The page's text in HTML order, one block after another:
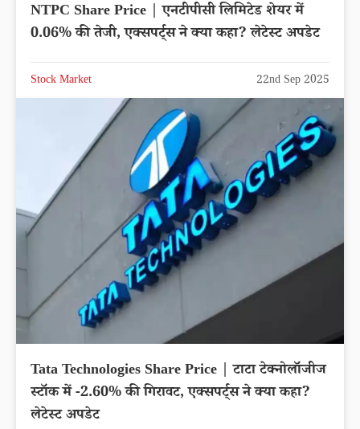
NTPC Share Price | एनटीपीसी लिमिटेड शेयर में
0.06% की तेजी, एक्सपर्ट्स ने क्या कहा? लेटेस्ट अपडेट
Stock Market 22nd Sep 2025
Tata Technologies Share Price | टाटा टेक्नोलॉजीज
स्टॉक में -2.60% की गिरावट, एक्सपर्ट्स ने क्या कहा?
लेटेस्ट अपडेट